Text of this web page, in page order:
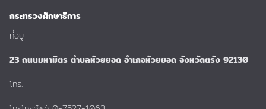
กระทรวงศึกษาธิการ
ที่อยู่
23 ถนนมหามิตร ตำบลห้วยยอด อำเภอห้วยยอด จังหวัดตรัง 92130
โทร.